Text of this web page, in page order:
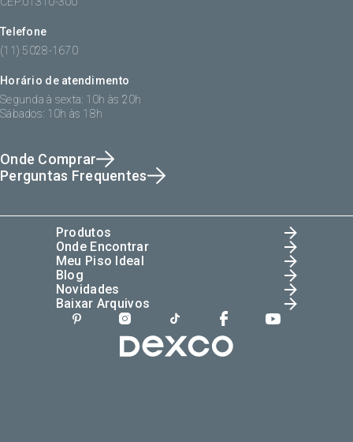
Telefone
(11) 5028-1670
Horário de atendimento
Segunda à sexta: 10h às 20h
Sábados: 10h às 18h
Onde Comprar
Perguntas Frequentes
Produtos
Onde Encontrar
Meu Piso Ideal
Blog
Novidades
Baixar Arquivos